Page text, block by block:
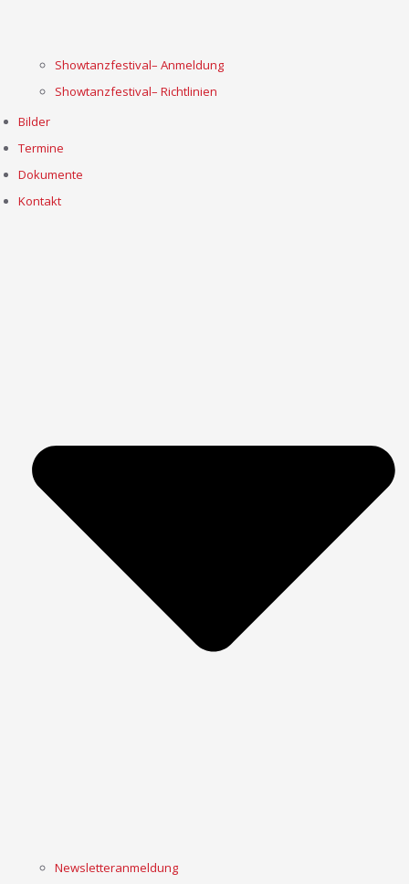
Showtanzfestival– Anmeldung
Showtanzfestival– Richtlinien
Bilder
Termine
Dokumente
Kontakt
Newsletteranmeldung